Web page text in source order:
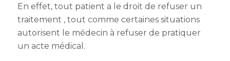
En effet, tout patient a le droit de refuser un
traitement , tout comme certaines situations
autorisent le médecin à refuser de pratiquer
un acte médical.